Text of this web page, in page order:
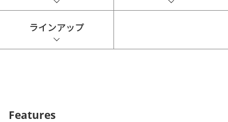
ラインアップ
Features